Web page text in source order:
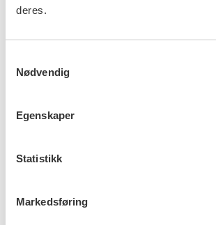
deres.
Nødvendig
Egenskaper
Statistikk
Markedsføring
Arne Grønningsæter snakker